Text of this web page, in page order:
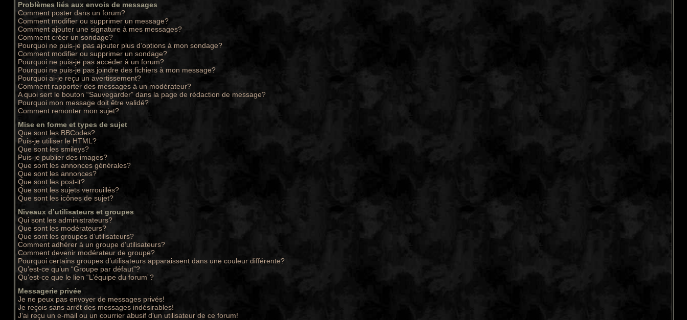
Problèmes liés aux envois de messages
Comment poster dans un forum?
Comment modifier ou supprimer un message?
Comment ajouter une signature à mes messages?
Comment créer un sondage?
Pourquoi ne puis-je pas ajouter plus d’options à mon sondage?
Comment modifier ou supprimer un sondage?
Pourquoi ne puis-je pas accéder à un forum?
Pourquoi ne puis-je pas joindre des fichiers à mon message?
Pourquoi ai-je reçu un avertissement?
Comment rapporter des messages à un modérateur?
A quoi sert le bouton “Sauvegarder” dans la page de rédaction de message?
Pourquoi mon message doit être validé?
Comment remonter mon sujet?
Mise en forme et types de sujet
Que sont les BBCodes?
Puis-je utiliser le HTML?
Que sont les smileys?
Puis-je publier des images?
Que sont les annonces générales?
Que sont les annonces?
Que sont les post-it?
Que sont les sujets verrouillés?
Que sont les icônes de sujet?
Niveaux d’utilisateurs et groupes
Qui sont les administrateurs?
Que sont les modérateurs?
Que sont les groupes d’utilisateurs?
Comment adhérer à un groupe d’utilisateurs?
Comment devenir modérateur de groupe?
Pourquoi certains groupes d’utilisateurs apparaissent dans une couleur différente?
Qu’est-ce qu’un “Groupe par défaut”?
Qu’est-ce que le lien “L’équipe du forum”?
Messagerie privée
Je ne peux pas envoyer de messages privés!
Je reçois sans arrêt des messages indésirables!
J’ai reçu un e-mail ou un courrier abusif d’un utilisateur de ce forum!